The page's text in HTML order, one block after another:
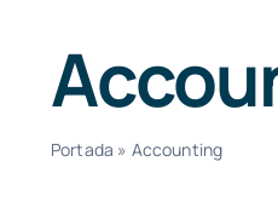
Portada » Accounting